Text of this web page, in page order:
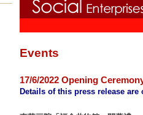
Events
17/6/2022 Opening
Details of this press release